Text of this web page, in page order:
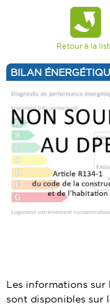
Retour à la
BILAN
Les informations sur
sont disponibles sur